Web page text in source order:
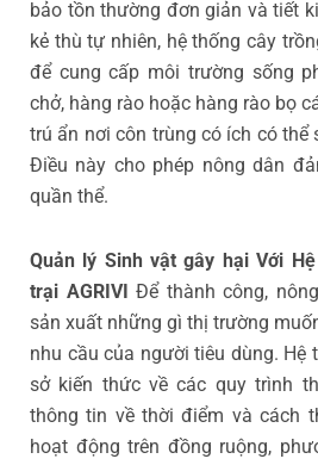
bảo tồn thường đơn giản và tiết
kẻ thù tự nhiên, hệ thống cây
để cung cấp môi trường sống
chở, hàng rào hoặc hàng rào bọ
trú ẩn nơi côn trùng có ích có thể
Điều này cho phép nông dân
quần thể.
Quản lý Sinh vật gây hại Với
trại AGRIVIĐể thành công,
sản xuất những gì thị trường
nhu cầu của người tiêu dùng. Hệ
sở kiến thức về các quy trình
thông tin về thời điểm và cách
hoạt động trên đồng ruộng,